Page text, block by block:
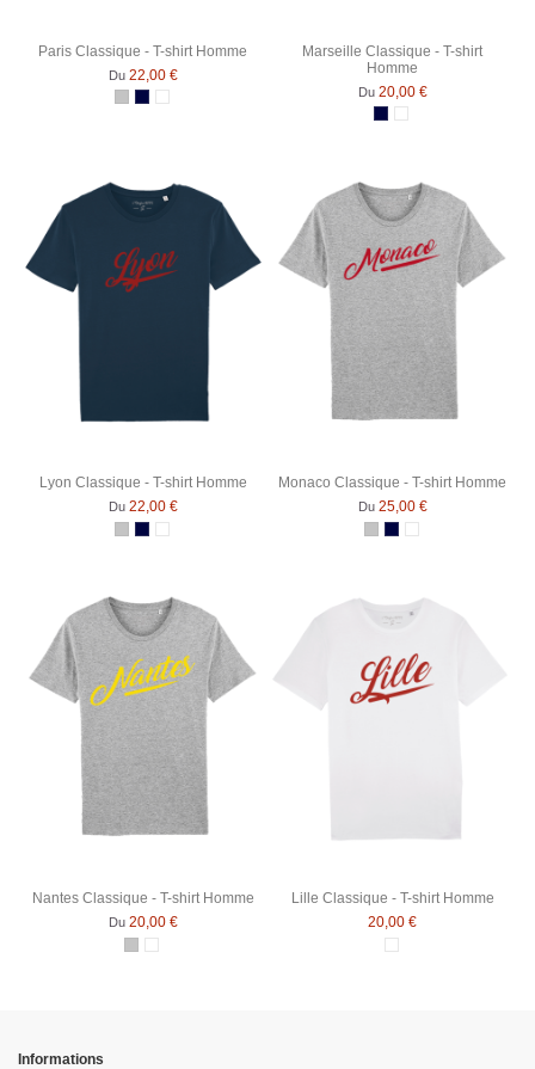
Paris Classique - T-shirt Homme
Du 22,00 €
Gris Chiné
Bleu Marine
Blanc
Marseille Classique - T-shirt
Homme
Du 20,00 €
Bleu Marine
Blanc
Lyon Classique - T-shirt Homme
Du 22,00 €
Gris Chiné
Bleu Marine
Blanc
Monaco Classique - T-shirt Homme
Du 25,00 €
Gris Chiné
Bleu Marine
Blanc
Nantes Classique - T-shirt Homme
Du 20,00 €
Gris Chiné
Blanc
Lille Classique - T-shirt Homme
20,00 €
Blanc
Informations